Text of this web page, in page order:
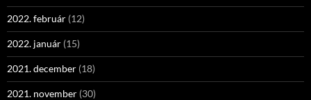
2022. február (12)
2022. január (15)
2021. december (18)
2021. november (30)